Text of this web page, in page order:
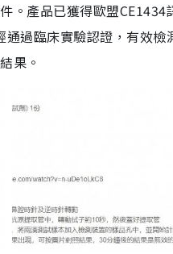
產品已獲得歐盟CE1434
過臨床實驗認證，有效檢
果。